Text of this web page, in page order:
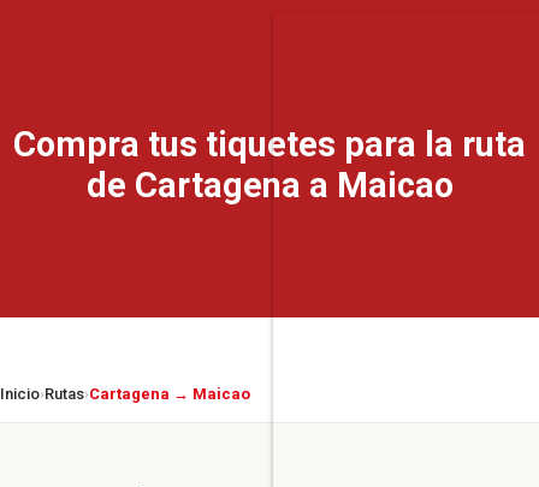
Compra tus tiquetes para la ruta
de Cartagena a Maicao
Inicio›Rutas›Cartagena → Maicao